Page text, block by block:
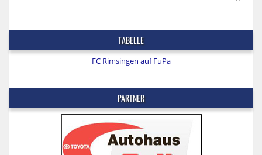
TABELLE
FC Rimsingen auf FuPa
PARTNER